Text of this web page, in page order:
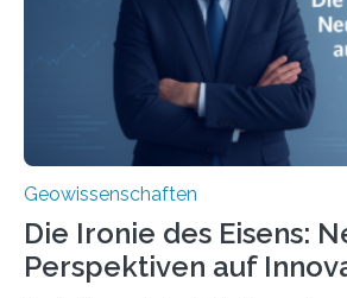
Geowissenschaften
Die Ironie des Eisens:
Perspektiven auf